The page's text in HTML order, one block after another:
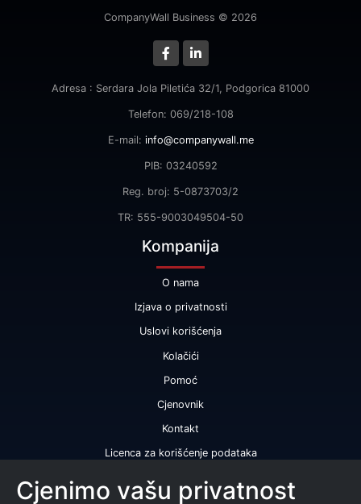
CompanyWall Business © 2026
Adresa : Serdara Jola Piletića 32/1, Podgorica 81000
Telefon: 069/218-108
E-mail: info@companywall.me
PIB: 03240592
Reg. broj: 5-0873703/2
TR: 555-9003049504-50
Kompanija
O nama
Izjava o privatnosti
Uslovi korišćenja
Kolačići
Pomoć
Cjenovnik
Kontakt
Licenca za korišćenje podataka
Naše usluge
Cjenimo vašu privatnost